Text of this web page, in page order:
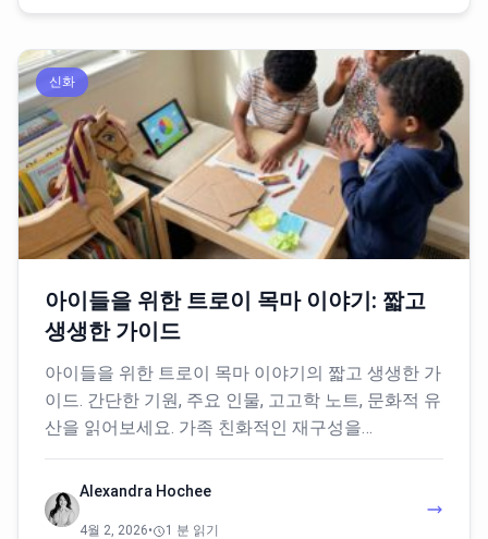
신화
아이들을 위한 트로이 목마 이야기: 짧고
생생한 가이드
아이들을 위한 트로이 목마 이야기의 짧고 생생한 가
이드. 간단한 기원, 주요 인물, 고고학 노트, 문화적 유
산을 읽어보세요. 가족 친화적인 재구성을…
Alexandra Hochee
4월 2, 2026• 1 분 읽기